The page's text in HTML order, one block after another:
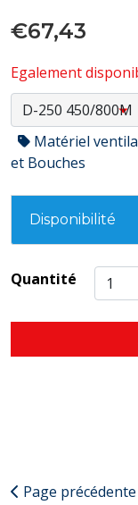
€67,43
Egalement
Matériel
et Bouches
Disponibilité
Quantité
Page précédente